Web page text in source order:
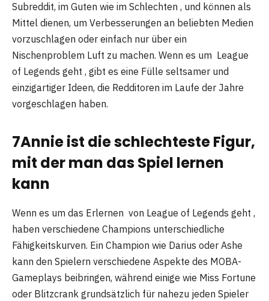
Subreddit, im Guten wie im Schlechten , und können als
Mittel dienen, um Verbesserungen an beliebten Medien
vorzuschlagen oder einfach nur über ein
Nischenproblem Luft zu machen. Wenn es um League
of Legends geht , gibt es eine Fülle seltsamer und
einzigartiger Ideen, die Redditoren im Laufe der Jahre
vorgeschlagen haben.
7Annie ist die schlechteste Figur,
mit der man das Spiel lernen
kann
Wenn es um das Erlernen von League of Legends geht ,
haben verschiedene Champions unterschiedliche
Fähigkeitskurven. Ein Champion wie Darius oder Ashe
kann den Spielern verschiedene Aspekte des MOBA-
Gameplays beibringen, während einige wie Miss Fortune
oder Blitzcrank grundsätzlich für nahezu jeden Spieler